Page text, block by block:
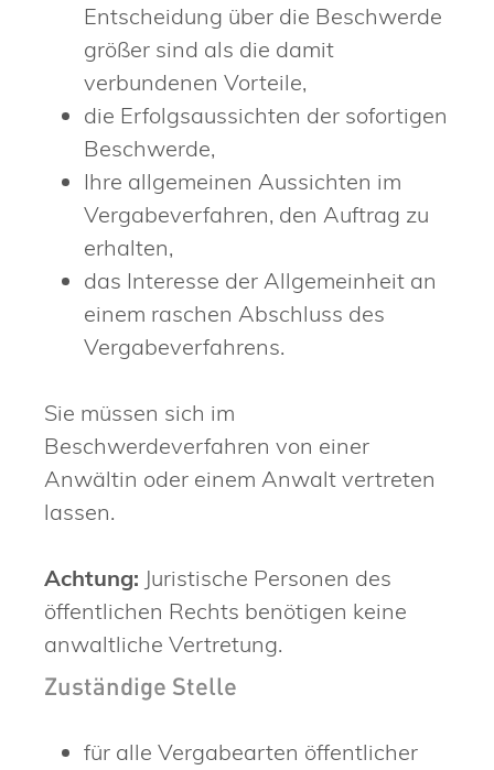
Entscheidung über die Beschwerde
größer sind als die damit
verbundenen Vorteile,
die Erfolgsaussichten der sofortigen
Beschwerde,
Ihre allgemeinen Aussichten im
Vergabeverfahren, den Auftrag zu
erhalten,
das Interesse der Allgemeinheit an
einem raschen Abschluss des
Vergabeverfahrens.
Sie müssen sich im
Beschwerdeverfahren von einer
Anwältin oder einem Anwalt vertreten
lassen.
Achtung: Juristische Personen des
öffentlichen Rechts benötigen keine
anwaltliche Vertretung.
Zuständige Stelle
für alle Vergabearten öffentlicher